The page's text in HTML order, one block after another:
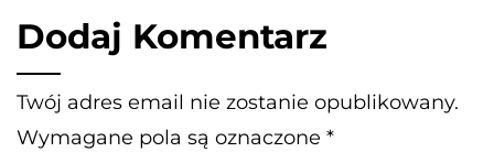
Dodaj Komentarz
Twój adres email nie zostanie opublikowany.
Wymagane pola są oznaczone *